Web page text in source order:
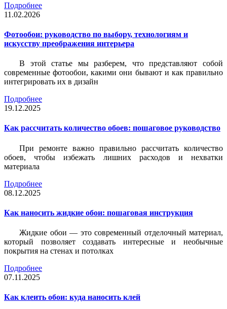
Подробнее
11.02.2026
Фотообои: руководство по выбору, технологиям и
искусству преображения интерьера
В этой статье мы разберем, что представляют собой
современные фотообои, какими они бывают и как правильно
интегрировать их в дизайн
Подробнее
19.12.2025
Как рассчитать количество обоев: пошаговое руководство
При ремонте важно правильно рассчитать количество
обоев, чтобы избежать лишних расходов и нехватки
материала
Подробнее
08.12.2025
Как наносить жидкие обои: пошаговая инструкция
Жидкие обои — это современный отделочный материал,
который позволяет создавать интересные и необычные
покрытия на стенах и потолках
Подробнее
07.11.2025
Как клеить обои: куда наносить клей